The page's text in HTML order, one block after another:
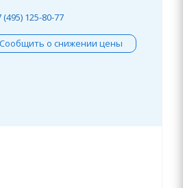
(495) 125-80-77
Сообщить о снижении цены